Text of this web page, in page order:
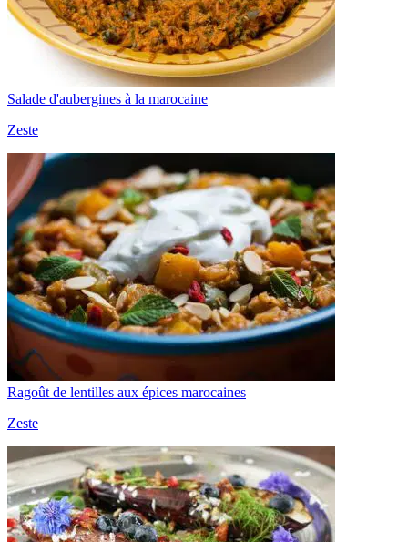
Salade d'aubergines à la marocaine
Zeste
Ragoût de lentilles aux épices marocaines
Zeste